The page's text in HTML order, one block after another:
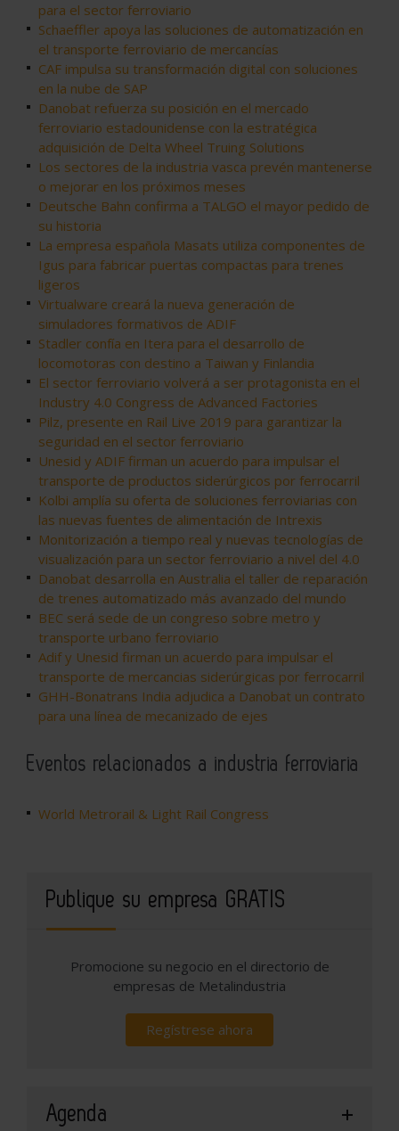
para el sector ferroviario
Schaeffler apoya las soluciones de automatización en
el transporte ferroviario de mercancías
CAF impulsa su transformación digital con soluciones
en la nube de SAP
Danobat refuerza su posición en el mercado
ferroviario estadounidense con la estratégica
adquisición de Delta Wheel Truing Solutions
Los sectores de la industria vasca prevén mantenerse
o mejorar en los próximos meses
Deutsche Bahn confirma a TALGO el mayor pedido de
su historia
La empresa española Masats utiliza componentes de
Igus para fabricar puertas compactas para trenes
ligeros
Virtualware creará la nueva generación de
simuladores formativos de ADIF
Stadler confía en Itera para el desarrollo de
locomotoras con destino a Taiwan y Finlandia
El sector ferroviario volverá a ser protagonista en el
Industry 4.0 Congress de Advanced Factories
Pilz, presente en Rail Live 2019 para garantizar la
seguridad en el sector ferroviario
Unesid y ADIF firman un acuerdo para impulsar el
transporte de productos siderúrgicos por ferrocarril
Kolbi amplía su oferta de soluciones ferroviarias con
las nuevas fuentes de alimentación de Intrexis
Monitorización a tiempo real y nuevas tecnologías de
visualización para un sector ferroviario a nivel del 4.0
Danobat desarrolla en Australia el taller de reparación
de trenes automatizado más avanzado del mundo
BEC será sede de un congreso sobre metro y
transporte urbano ferroviario
Adif y Unesid firman un acuerdo para impulsar el
transporte de mercancias siderúrgicas por ferrocarril
GHH-Bonatrans India adjudica a Danobat un contrato
para una línea de mecanizado de ejes
Eventos relacionados a industria ferroviaria
World Metrorail & Light Rail Congress
Publique su empresa GRATIS
Promocione su negocio en el directorio de
empresas de Metalindustria
Regístrese ahora
Agenda